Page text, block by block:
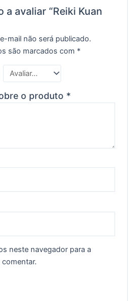
a avaliar “Reiki Kuan
mail não será publicado.
são marcados com *
o produto *
neste navegador para a